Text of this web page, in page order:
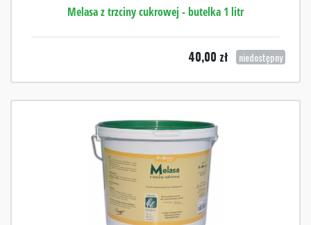
Melasa z trzciny cukrowej - butelka 1 litr
40,00 zł niedostępny